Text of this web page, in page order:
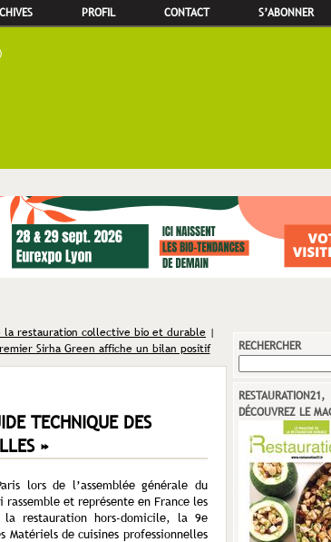
PROFIL CONTACT S’ABONNER
la restauration collective bio et durable |
Sirha Green affiche un bilan positif
TECHNIQUE DES
»
lors de l’assemblée générale du
rassemble et représente en France les
la restauration hors-domicile, la 9e
Matériels de cuisines professionnelles
RECHERCHER
RESTAURATION21,
DÉCOUVREZ LE